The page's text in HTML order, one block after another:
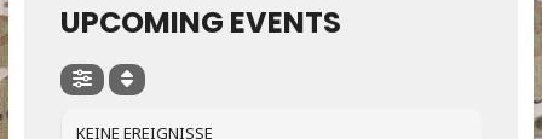
UPCOMING EVENTS
KEINE EREIGNISSE